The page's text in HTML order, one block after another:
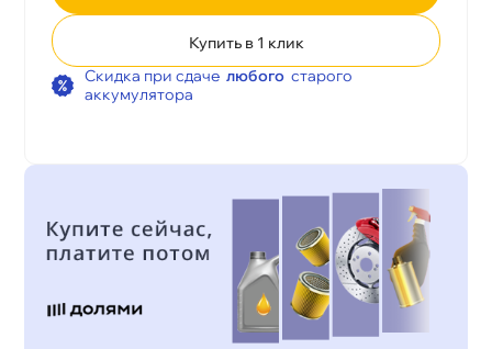
Купить в 1 клик
Скидка при сдаче любого старого
аккумулятора